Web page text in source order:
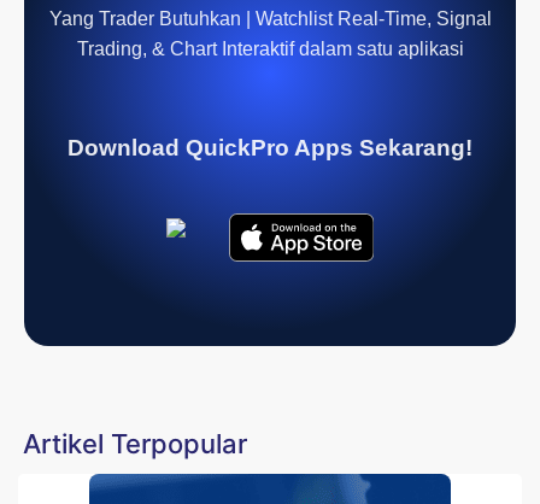
Yang Trader Butuhkan | Watchlist Real-Time, Signal
Trading, & Chart Interaktif dalam satu aplikasi
Download QuickPro Apps Sekarang!
Artikel Terpopular